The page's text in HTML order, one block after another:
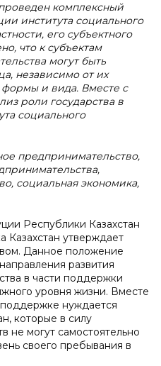
комплексный
института социального
его субъектного
что к субъектам
могут быть
независимо от их
и вида. Вместе с
роли государства в
социального
предпринимательство,
социальная экономика,
Республики Казахстан
Казахстан утверждает
Данное положение
развития
в части поддержки
уровня жизни. Вместе
нуждается
которые в силу
не могут самостоятельно
своего пребывания в